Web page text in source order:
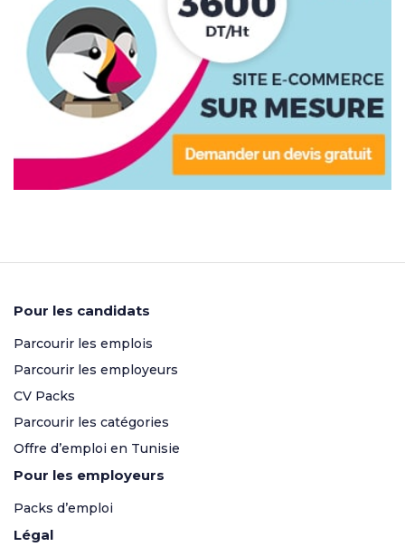
Pour les candidats
Parcourir les emplois
Parcourir les employeurs
CV Packs
Parcourir les catégories
Offre d’emploi en Tunisie
Pour les employeurs
Packs d’emploi
Légal